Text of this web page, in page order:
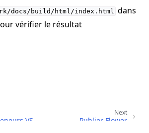
docs/build/html/index.html dans
vérifier le résultat
Next
Publier Flower
VS